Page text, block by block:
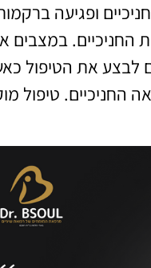
ופגיעה
במצבים
את הטיפול
החניכיים. טיפול